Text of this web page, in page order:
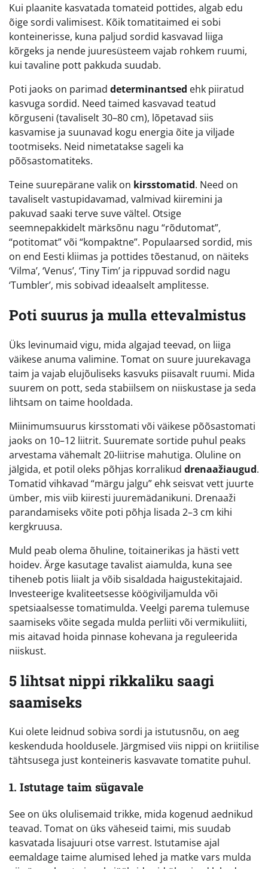
Kui plaanite kasvatada tomateid pottides, algab edu
õige sordi valimisest. Kõik tomatitaimed ei sobi
konteinerisse, kuna paljud sordid kasvavad liiga
kõrgeks ja nende juuresüsteem vajab rohkem ruumi,
kui tavaline pott pakkuda suudab.
Poti jaoks on parimad determinantsed ehk piiratud
kasvuga sordid. Need taimed kasvavad teatud
kõrguseni (tavaliselt 30–80 cm), lõpetavad siis
kasvamise ja suunavad kogu energia õite ja viljade
tootmiseks. Neid nimetatakse sageli ka
põõsastomatiteks.
Teine suurepärane valik on kirsstomatid. Need on
tavaliselt vastupidavamad, valmivad kiiremini ja
pakuvad saaki terve suve vältel. Otsige
seemnepakkidelt märksõnu nagu “rõdutomat”,
“potitomat” või “kompaktne”. Populaarsed sordid, mis
on end Eesti kliimas ja pottides tõestanud, on näiteks
‘Vilma’, ‘Venus’, ‘Tiny Tim’ ja rippuvad sordid nagu
‘Tumbler’, mis sobivad ideaalselt amplitesse.
Poti suurus ja mulla ettevalmistus
Üks levinumaid vigu, mida algajad teevad, on liiga
väikese anuma valimine. Tomat on suure juurekavaga
taim ja vajab elujõuliseks kasvuks piisavalt ruumi. Mida
suurem on pott, seda stabiilsem on niiskustase ja seda
lihtsam on taime hooldada.
Miinimumsuurus kirsstomati või väikese põõsastomati
jaoks on 10–12 liitrit. Suuremate sortide puhul peaks
arvestama vähemalt 20-liitrise mahutiga. Oluline on
jälgida, et potil oleks põhjas korralikud drenaažiaugud.
Tomatid vihkavad “märgu jalgu” ehk seisvat vett juurte
ümber, mis viib kiiresti juuremädanikuni. Drenaaži
parandamiseks võite poti põhja lisada 2–3 cm kihi
kergkruusa.
Muld peab olema õhuline, toitainerikas ja hästi vett
hoidev. Ärge kasutage tavalist aiamulda, kuna see
tiheneb potis liialt ja võib sisaldada haigustekitajaid.
Investeerige kvaliteetsesse köögiviljamulda või
spetsiaalsesse tomatimulda. Veelgi parema tulemuse
saamiseks võite segada mulda perliiti või vermikuliiti,
mis aitavad hoida pinnase kohevana ja reguleerida
niiskust.
5 lihtsat nippi rikkaliku saagi
saamiseks
Kui olete leidnud sobiva sordi ja istutusnõu, on aeg
keskenduda hooldusele. Järgmised viis nippi on kriitilise
tähtsusega just konteineris kasvavate tomatite puhul.
1. Istutage taim sügavale
See on üks olulisemaid trikke, mida kogenud aednikud
teavad. Tomat on üks väheseid taimi, mis suudab
kasvatada lisajuuri otse varrest. Istutamise ajal
eemaldage taime alumised lehed ja matke vars mulda